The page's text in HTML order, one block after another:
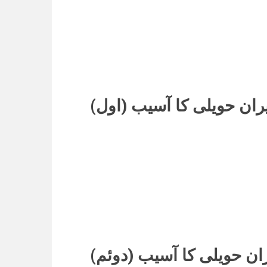
حویلی کا آسیب (اول)
حویلی کا آسیب (دوئم)